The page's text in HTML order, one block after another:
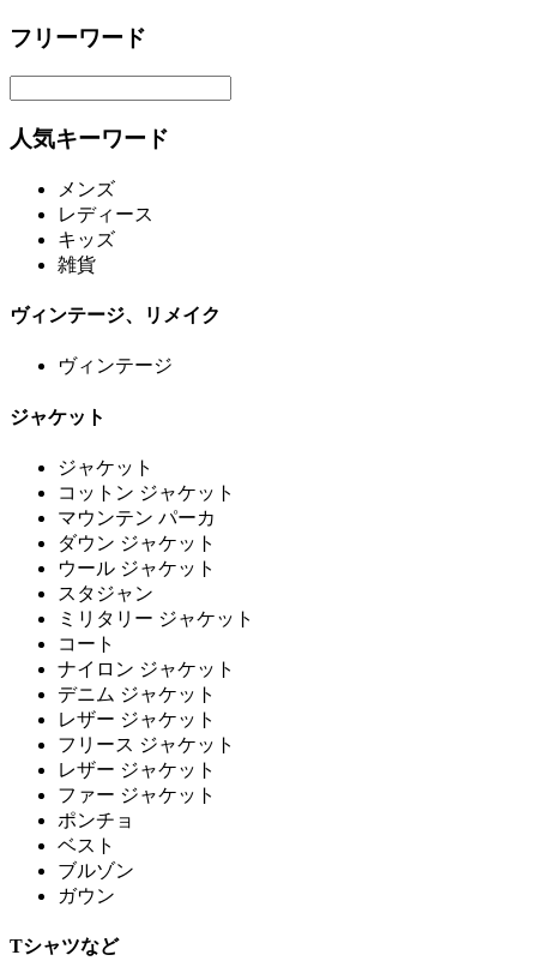
フリーワード
人気キーワード
メンズ
レディース
キッズ
雑貨
ヴィンテージ、リメイク
ヴィンテージ
ジャケット
ジャケット
コットン ジャケット
マウンテン パーカ
ダウン ジャケット
ウール ジャケット
スタジャン
ミリタリー ジャケット
コート
ナイロン ジャケット
デニム ジャケット
レザー ジャケット
フリース ジャケット
レザー ジャケット
ファー ジャケット
ポンチョ
ベスト
ブルゾン
ガウン
Tシャツなど